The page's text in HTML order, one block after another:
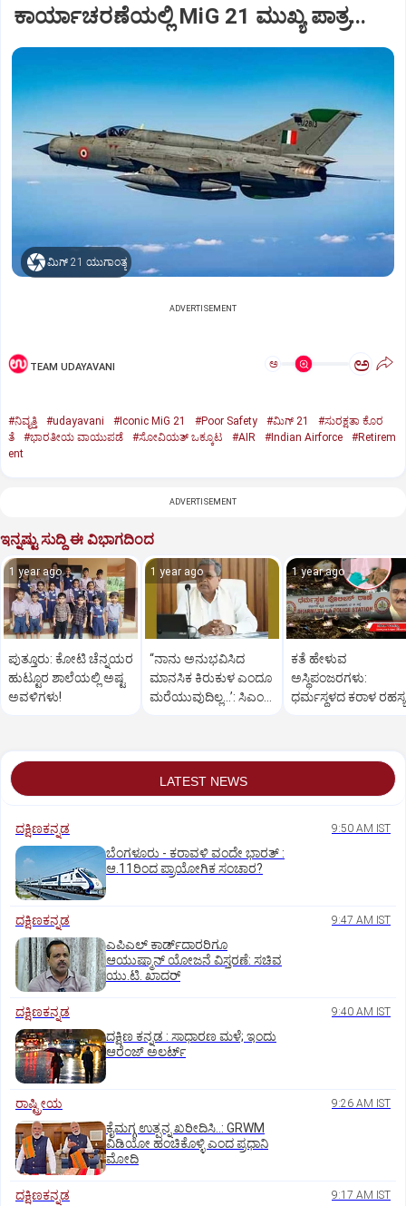
ಕಾರ್ಯಾಚರಣೆಯಲ್ಲಿ MiG 21 ಮುಖ್ಯ ಪಾತ್ರ...
ಮಿಗ್‌ 21 ಯುಗಾಂತ್ಯ
ADVERTISEMENT
TEAM UDAYAVANI ಅ ಅ
#ನಿವೃತ್ತಿ #udayavani #Iconic MiG 21 #Poor Safety #ಮಿಗ್‌ 21
#ಸುರಕ್ಷತಾ ಕೊರ
ತೆ
#ಭಾರತೀಯ ವಾಯುಪಡೆ #ಸೋವಿಯತ್‌ ಒಕ್ಕೂಟ #AIR #Indian Airforce
#Retirem
ent
ADVERTISEMENT
ಇನ್ನಷ್ಟು ಸುದ್ದಿ ಈ ವಿಭಾಗದಿಂದ
1 year ago
ಪುತ್ತೂರು: ಕೋಟಿ ಚೆನ್ನಯರ
ಹುಟ್ಟೂರ ಶಾಲೆಯಲ್ಲಿ ಅಷ್ಟ
ಅವಳಿಗಳು!
1 year ago
“ನಾನು ಅನುಭವಿಸಿದ
ಮಾನಸಿಕ ಕಿರುಕುಳ ಎಂದೂ
ಮರೆಯುವುದಿಲ್ಲ…’: ಸಿಎಂ
1 year ago
ಕತೆ ಹೇಳುವ
ಅಸ್ಥಿಪಂಜರಗಳು:
ಧರ್ಮಸ್ಥಳದ‌ ಕರಾಳ ರಹಸ್ಯ
LATEST NEWS
ದಕ್ಷಿಣಕನ್ನಡ 9:50 AM IST
ಬೆಂಗಳೂರು - ಕರಾವಳಿ ವಂದೇ ಭಾರತ್‌ :
ಆ.11ರಿಂದ ಪ್ರಾಯೋಗಿಕ ಸಂಚಾರ?
ದಕ್ಷಿಣಕನ್ನಡ 9:47 AM IST
ಎಪಿಎಲ್‌ ಕಾರ್ಡ್‌ದಾರರಿಗೂ
ಆಯುಷ್ಮಾನ್‌ ಯೋಜನೆ ವಿಸ್ತರಣೆ: ಸಚಿವ
ಯು.ಟಿ. ಖಾದರ್
ದಕ್ಷಿಣಕನ್ನಡ 9:40 AM IST
ದಕ್ಷಿಣ ಕನ್ನಡ : ಸಾಧಾರಣ ಮಳೆ; ಇಂದು
ಆರೆಂಜ್‌ ಅಲರ್ಟ್
ರಾಷ್ಟ್ರೀಯ 9:26 AM IST
ಕೈಮಗ್ಗ ಉತ್ಪನ್ನ ಖರೀದಿಸಿ..: GRWM
ವಿಡಿಯೋ ಹಂಚಿಕೊಳ್ಳಿ ಎಂದ ಪ್ರಧಾನಿ
ಮೋದಿ
ದಕ್ಷಿಣಕನ್ನಡ 9:17 AM IST